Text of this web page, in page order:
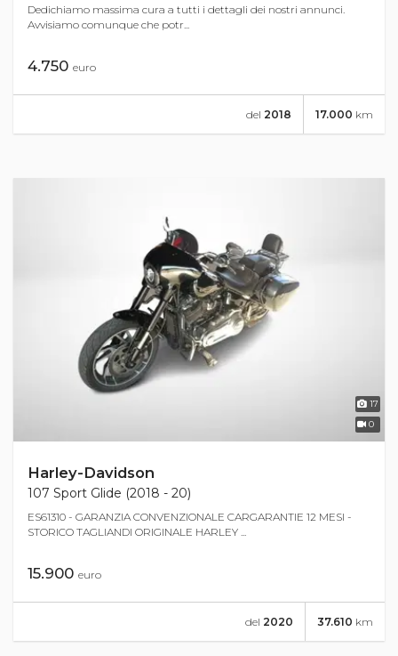
Dedichiamo massima cura a tutti i dettagli dei nostri annunci.
Avvisiamo comunque che potr...
4.750 euro
17.000 km
del 2018
17
0
Harley-Davidson
107 Sport Glide (2018 - 20)
ES61310 - GARANZIA CONVENZIONALE CARGARANTIE 12 MESI -
STORICO TAGLIANDI ORIGINALE HARLEY ...
15.900 euro
37.610 km
del 2020